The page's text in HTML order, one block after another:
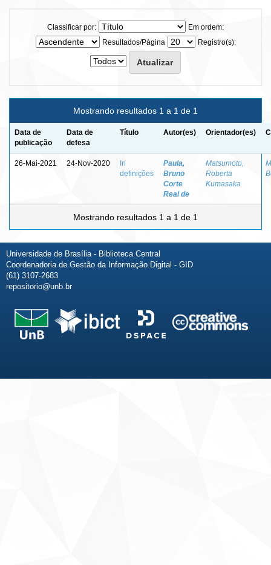
Classificar por:
Em ordem:
Resultados/Página
Registro(s):
Mostrando resultados 1 a 1 de 1
Data de
publicação
Data de
defesa
Título Autor(es) Orientador(es)
26-Mai-2021 24-Nov-2020
In
definições
Paula,
Bruno
Corte
Real de
Matsumoto,
Roberta
Kumasaka
Mostrando resultados 1 a 1 de 1
Universidade de Brasília - Biblioteca Central
Coordenadoria de Gestão da Informação Digital - GID
(61) 3107-2683
repositorio@unb.br